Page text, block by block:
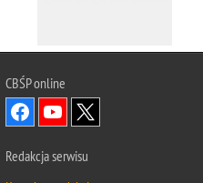
CBŚPonline
Redakcja serwisu